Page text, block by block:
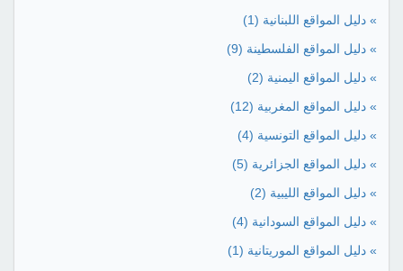
» دليل المواقع اللبنانية (1)
» دليل المواقع الفلسطينة (9)
» دليل المواقع اليمنية (2)
» دليل المواقع المغربية (12)
» دليل المواقع التونسية (4)
» دليل المواقع الجزائرية (5)
» دليل المواقع الليبية (2)
» دليل المواقع السودانية (4)
» دليل المواقع الموريتانية (1)